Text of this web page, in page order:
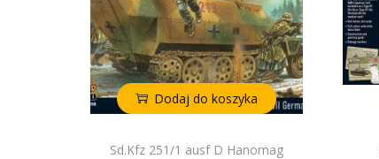
Dodaj do koszyka
Sd.Kfz 251/1 ausf D Hanomag